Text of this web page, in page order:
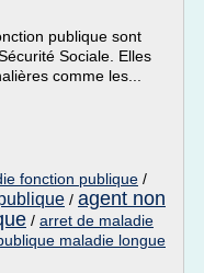
publique sont
Sociale. Elles
comme les...
fonction publique /
/ agent non
/ arret de maladie
maladie longue